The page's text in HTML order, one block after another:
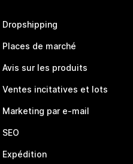
Dropshipping
Places de marché
Avis sur les produits
Ventes incitatives et lots
Marketing par e-mail
SEO
Expédition